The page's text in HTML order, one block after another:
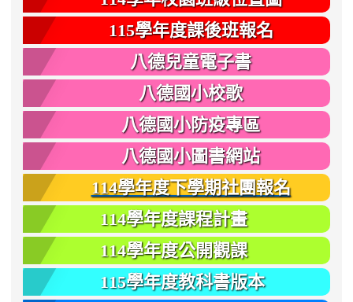
115學年度課後班報名
八德兒童電子書
八德國小校歌
八德國小防疫專區
八德國小圖書網站
114學年度下學期社團報名
114學年度課程計畫
114學年度公開觀課
115學年度教科書版本